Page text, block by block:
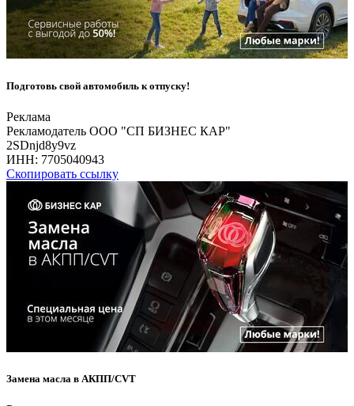
Подготовь свой автомобиль к отпуску!
Реклама
Рекламодатель ООО "СП БИЗНЕС КАР"
2SDnjd8y9vz
ИНН: 7705040943
Скопировать ссылку
Замена масла в АКПП/CVT